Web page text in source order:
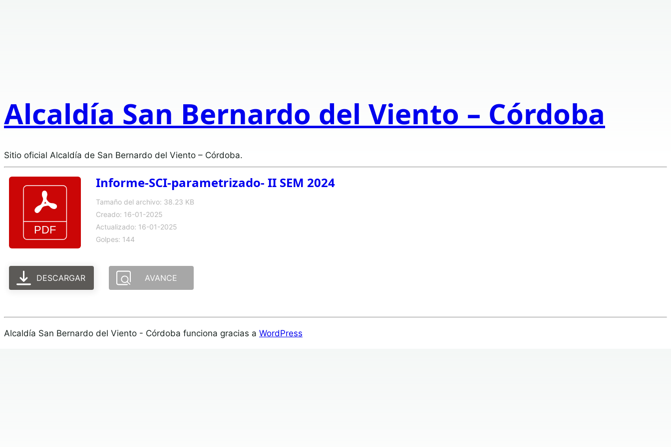
Alcaldía San Bernardo del Viento – Córdoba
Sitio oficial Alcaldía de San Bernardo del Viento – Córdoba.
Informe-SCI-parametrizado- II SEM 2024
Tamaño del archivo: 38.23 KB
Creado: 16-01-2025
Actualizado: 16-01-2025
Golpes: 144
DESCARGAR AVANCE
Alcaldía San Bernardo del Viento - Córdoba funciona gracias a WordPress